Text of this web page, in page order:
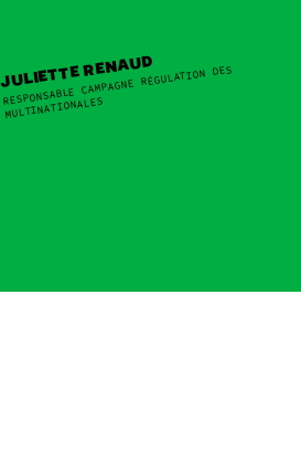
JULIETTE RENAUD
RESPONSABLE CAMPAGNE RÉGULATION DES
MULTINATIONALES